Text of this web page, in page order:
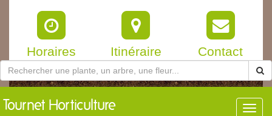
Horaires Itinéraire Contact
Tournet Horticulture